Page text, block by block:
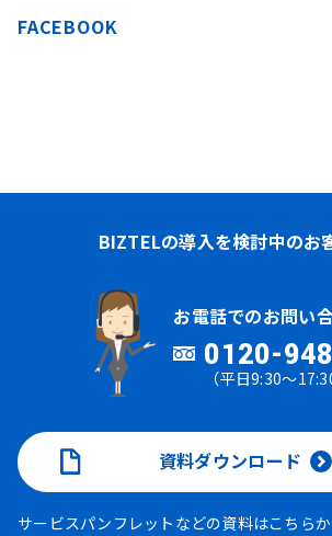
FACEBOOK
BIZTELの導入を検討中のお
お電話でのお問い
0120-
（平日9:30～
資料ダウンロード
サービスパンフレットなどの資料はこちら